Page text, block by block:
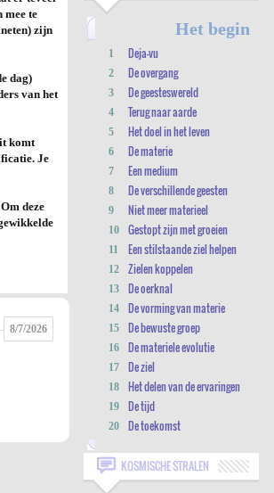
mee te
zijn
dag)
van het
komt
Je
deze
8/7/2026
Het begin
1 Deja-vu
2 De overgang
3 De geesteswereld
4 Terug naar aarde
5 Het doel in het leven
6 De materie
7 Een medium
8 De verschillende geesten
9 Niet meer materieel
10 Gestopt zijn met groeien
11 Een stilstaande ziel helpen
12 Zielen koppelen
13 De oerknal
14 De vorming van materie
15 De bewuste groep
16 De materiele evolutie
17 De ziel
18 Het delen van de ervaringen
19 De tijd
20 De toekomst
KOSMISCHE STRALEN